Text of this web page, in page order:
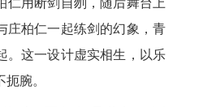
仁用断剑自刎，随后舞台上
庄柏仁一起练剑的幻象，青
。这一设计虚实相生，以乐
腕。